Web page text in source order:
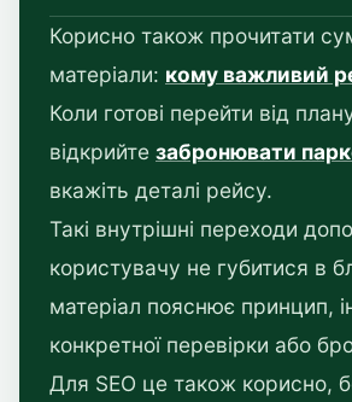
Корисно також прочитати
матеріали: кому важливий
Коли готові перейти від
відкрийте забронювати
вкажіть деталі рейсу.
Такі внутрішні переходи
користувачу не губитися в
матеріал пояснює принцип,
конкретної перевірки або
Для SEO це також корисно,